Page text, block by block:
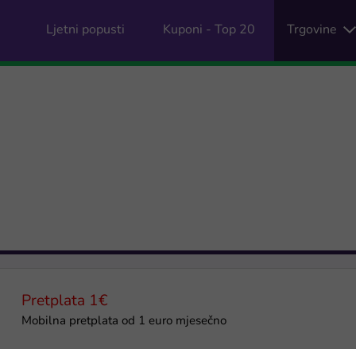
Ljetni popusti Kuponi - Top 20 Trgovine
Pretplata 1€
Mobilna pretplata od 1 euro mjesečno